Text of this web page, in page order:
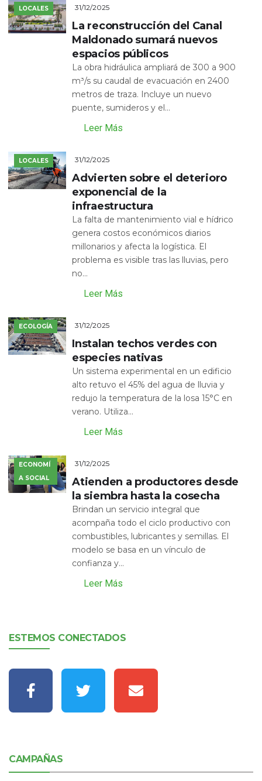
LOCALES 31/12/2025
La reconstrucción del Canal
Maldonado sumará nuevos
espacios públicos
La obra hidráulica ampliará de 300 a 900
m³/s su caudal de evacuación en 2400
metros de traza. Incluye un nuevo
puente, sumideros y el...
Leer Más
LOCALES 31/12/2025
Advierten sobre el deterioro
exponencial de la
infraestructura
La falta de mantenimiento vial e hídrico
genera costos económicos diarios
millonarios y afecta la logística. El
problema es visible tras las lluvias, pero
no...
Leer Más
ECOLOGÍA 31/12/2025
Instalan techos verdes con
especies nativas
Un sistema experimental en un edificio
alto retuvo el 45% del agua de lluvia y
redujo la temperatura de la losa 15°C en
verano. Utiliza...
Leer Más
ECONOMÍ
A SOCIAL
31/12/2025
Atienden a productores desde
la siembra hasta la cosecha
Brindan un servicio integral que
acompaña todo el ciclo productivo con
combustibles, lubricantes y semillas. El
modelo se basa en un vínculo de
confianza y...
Leer Más
ESTEMOS CONECTADOS
CAMPAÑAS